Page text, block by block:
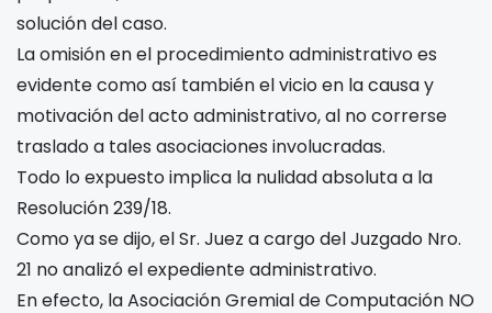
solución del caso.
La omisión en el procedimiento administrativo es
evidente como así también el vicio en la causa y
motivación del acto administrativo, al no correrse
traslado a tales asociaciones involucradas.
Todo lo expuesto implica la nulidad absoluta a la
Resolución 239/18.
Como ya se dijo, el Sr. Juez a cargo del Juzgado Nro.
21 no analizó el expediente administrativo.
En efecto, la Asociación Gremial de Computación NO